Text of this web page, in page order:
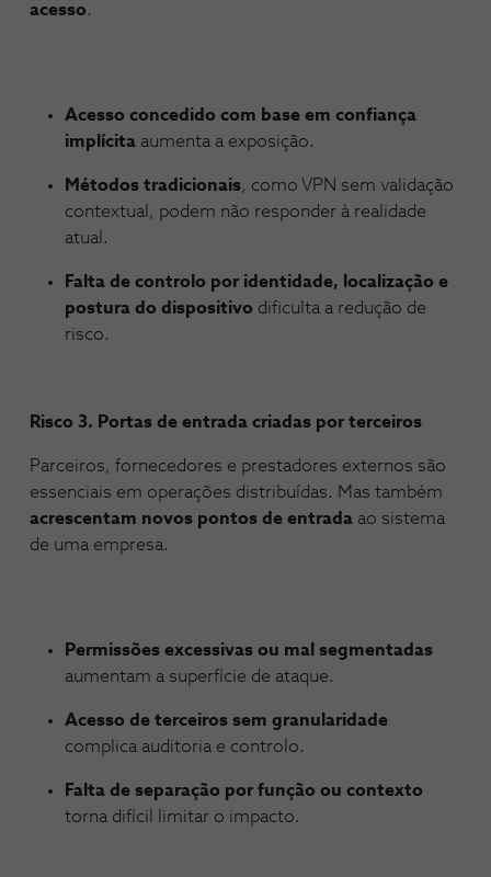
acesso.
Acesso concedido com base em confiança
implícita aumenta a exposição.
Métodos tradicionais, como VPN sem validação
contextual, podem não responder à realidade
atual.
Falta de controlo por identidade, localização e
postura do dispositivo dificulta a redução de
risco.
Risco 3. Portas de entrada criadas por terceiros
Parceiros, fornecedores e prestadores externos são
essenciais em operações distribuídas. Mas também
acrescentam novos pontos de entrada ao sistema
de uma empresa.
Permissões excessivas ou mal segmentadas
aumentam a superfície de ataque.
Acesso de terceiros sem granularidade
complica auditoria e controlo.
Falta de separação por função ou contexto
torna difícil limitar o impacto.